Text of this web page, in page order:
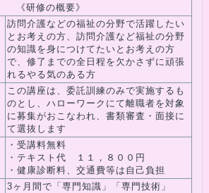
《研修の概要》
訪問介護などの福祉の分野で活躍したい
とお考えの方、訪問介護など福祉の分野
の知識を身につけてたいとお考えの方
で、修了までの全日程を欠かさずに頑張
れるやる気のある方
この講座は、委託訓練のみで実施するも
のとし、ハローワークにて離職者を対象
に募集がおこなわれ、書類審査・面接に
て選抜します
・受講料無料
・テキスト代 １１，８００円
・健康診断料、交通費等は自己負担
3ヶ月間で「専門知識」「専門技術」